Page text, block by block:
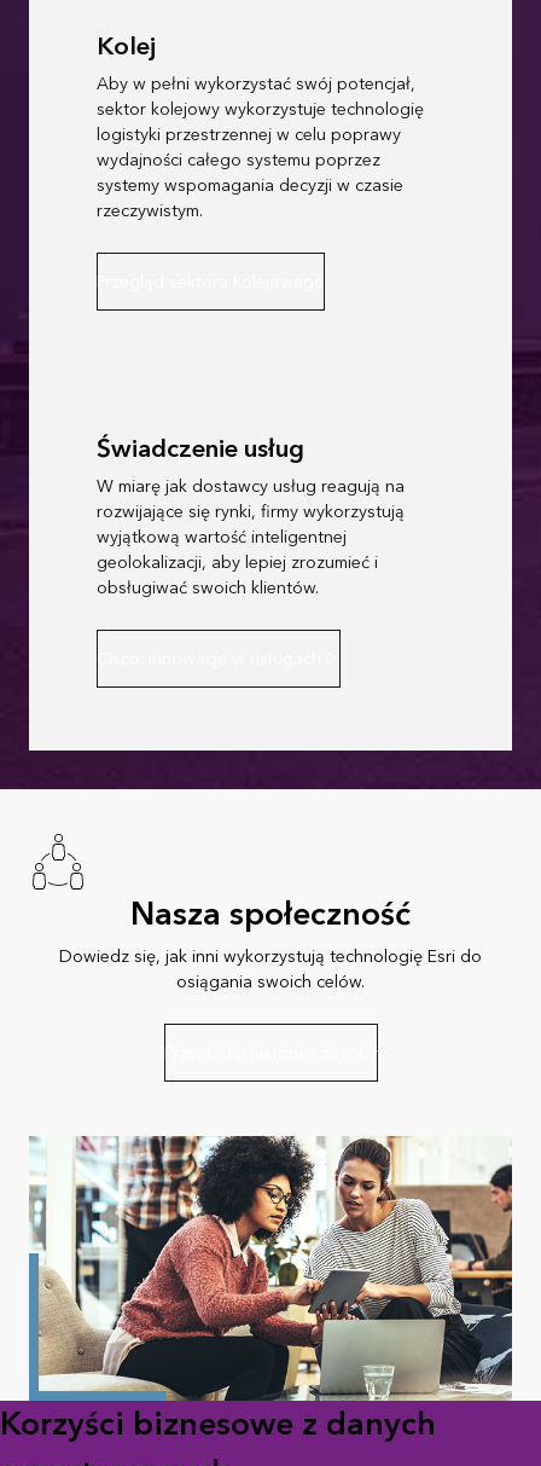
Kolej
Aby w pełni wykorzystać swój potencjał,
sektor kolejowy wykorzystuje technologię
logistyki przestrzennej w celu poprawy
wydajności całego systemu poprzez
systemy wspomagania decyzji w czasie
rzeczywistym.
Przegląd sektora kolejowego
Świadczenie usług
W miarę jak dostawcy usług reagują na
rozwijające się rynki, firmy wykorzystują
wyjątkową wartość inteligentnej
geolokalizacji, aby lepiej zrozumieć i
obsługiwać swoich klientów.
Nasza społeczność
Dowiedz się, jak inni wykorzystują technologię Esri do
osiągania swoich celów.
Przeglądaj historie i zasoby
Korzyści biznesowe z danych